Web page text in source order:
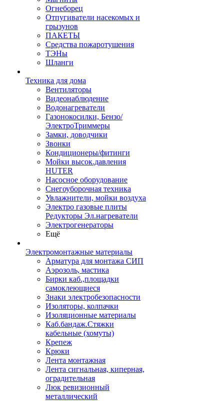
Огнеборец
Отпугиватели насекомых и
грызунов
ПАКЕТЫ
Средства пожаротушения
ТЭНы
Шланги
Техника для дома
Вентиляторы
Видеонаблюдение
Водонагреватели
Газонокосилки, Бензо/
ЭлектроТриммеры
Замки, доводчики
Звонки
Кондиционеры/фитинги
Мойки высок.давления
HUTER
Насосное оборудование
Снегоуборочная техника
Увлажнители, мойки воздуха
Электро газовые плиты
Редукторы Эл.нагреватели
Электрогенераторы
Ещё
Электромонтажные материалы
Арматура для монтажа СИП
Аэрозоль, мастика
Бирки каб.,площадки
самоклеющиеся
Знаки электробезопасности
Изоляторы, колпачки
Изоляционные материалы
Каб.бандаж.Стяжки
кабельные (хомуты)
Крепеж
Крюки
Лента монтажная
Лента сигнальная, киперная,
оградительная
Люк ревизионный
металлический